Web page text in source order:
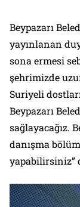
Beypazarı
yayınlanan
sona ermesi
şehrimizde
Suriyeli
Beypazarı
sağlayacağız.
danışma
yapabilirsiniz”